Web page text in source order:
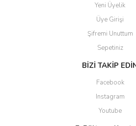
Yeni Üyelik
Üye Girişi
Şifremi Unuttum
Sepetiniz
BİZİ TAKİP
Facebook
Instagram
Youtube